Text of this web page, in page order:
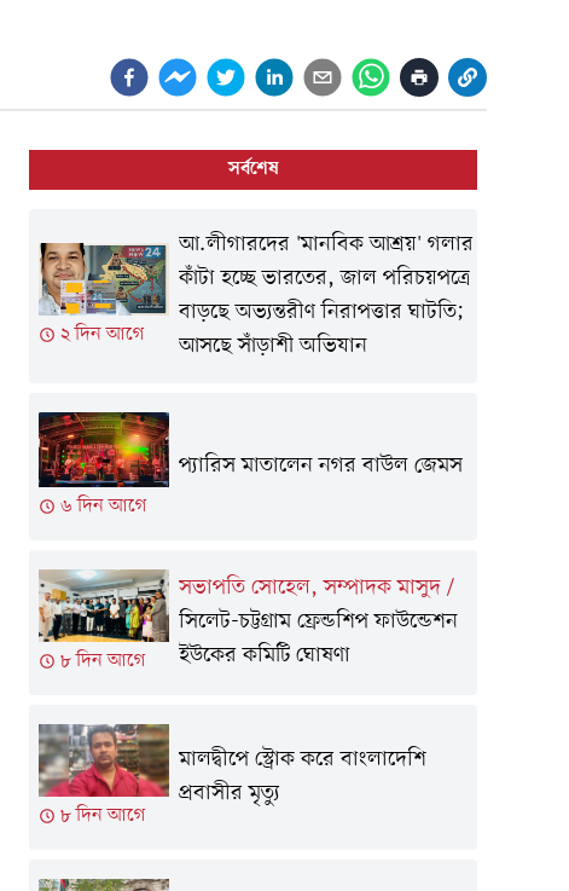
সর্বশেষ
২ দিন আগে
আ.লীগারদের 'মানবিক আশ্রয়' গলার
কাঁটা হচ্ছে ভারতের, জাল পরিচয়পত্রে
বাড়ছে অভ্যন্তরীণ নিরাপত্তার ঘাটতি;
আসছে সাঁড়াশী অভিযান
৬ দিন আগে
প্যারিস মাতালেন নগর বাউল জেমস
৮ দিন আগে
সভাপতি সোহেল, সম্পাদক মাসুদ/
সিলেট-চট্টগ্রাম ফ্রেন্ডশিপ ফাউন্ডেশন
ইউকের কমিটি ঘোষণা
৮ দিন আগে
মালদ্বীপে স্ট্রোক করে বাংলাদেশি
প্রবাসীর মৃত্যু